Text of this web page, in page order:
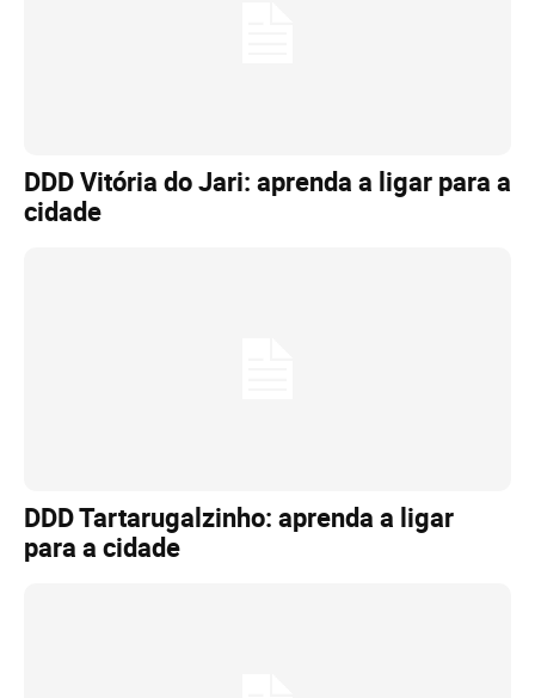
DDD Vitória do Jari: aprenda a ligar para a
cidade
DDD Tartarugalzinho: aprenda a ligar
para a cidade